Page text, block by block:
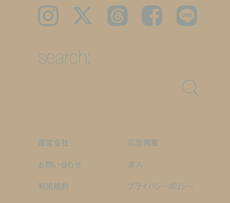
Instagram 𝕏 Threads Facebook LINE
search:
運営会社
広告掲載
お問い合わせ
求人
利用規約 プライバシーポリシー